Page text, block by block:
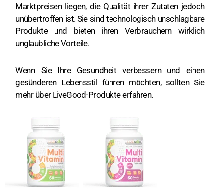
Marktpreisen liegen, die Qualität ihrer Zutaten jedoch
unübertroffen ist. Sie sind technologisch unschlagbare
Produkte und bieten ihren Verbrauchern wirklich
unglaubliche Vorteile.
Wenn Sie Ihre Gesundheit verbessern und einen
gesünderen Lebensstil führen möchten, sollten Sie
mehr über LiveGood-Produkte erfahren.